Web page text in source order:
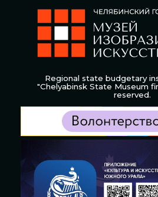
Regional state budgetary
"Chelyabinsk State Museum
reserved.